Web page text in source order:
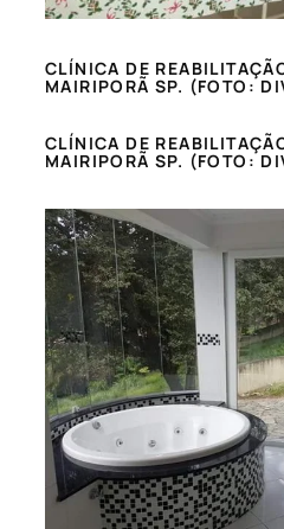
CLÍNICA DE
MAIRIPORÃ SP. (FOTO:
CLÍNICA DE
MAIRIPORÃ SP. (FOTO: